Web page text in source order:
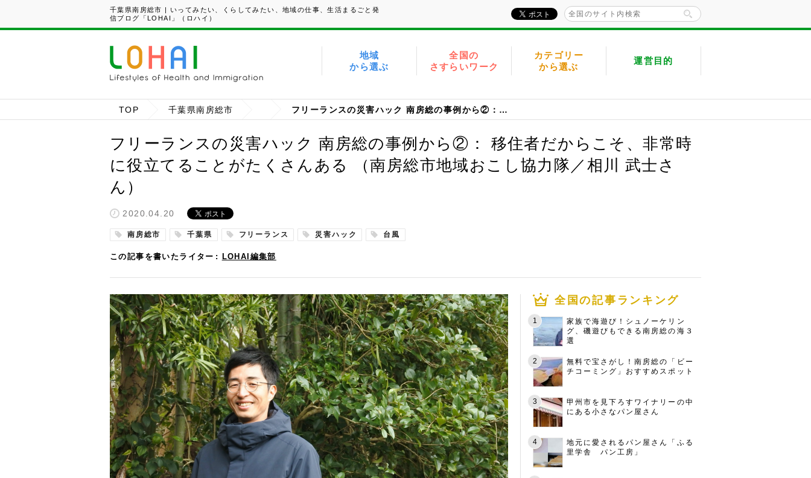
千葉県南房総市 | いってみたい、くらしてみたい、地域の仕事、生活まるごと発
信ブログ「LOHAI」（ロハイ）
地域
から選ぶ
全国の
さすらいワーク
カテゴリー
から選ぶ
運営目的
TOP 千葉県南房総市 フリーランスの災害ハック 南房総の事例から②： 移住者だからこそ、非常時に役立てることがたくさんある （南房総市地域おこし協力隊／相川 武士さん）
フリーランスの災害ハック 南房総の事例から②： 移住者だからこそ、非常時
に役立てることがたくさんある （南房総市地域おこし協力隊／相川 武士さ
ん）
2020.04.20
南房総市 千葉県 フリーランス 災害ハック 台風
この記事を書いたライター LOHAI編集部
全国の記事ランキング
家族で海遊び！シュノーケリン
グ、磯遊びもできる南房総の海３
選
無料で宝さがし！南房総の「ビー
チコーミング」おすすめスポット
甲州市を見下ろすワイナリーの中
にある小さなパン屋さん
地元に愛されるパン屋さん「ふる
里学舎 パン工房」